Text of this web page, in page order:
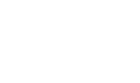
el padre Luca Bovio
que las Obras
en Ucrania han sido
un papel
animación misionera y
primera etapa, percibo